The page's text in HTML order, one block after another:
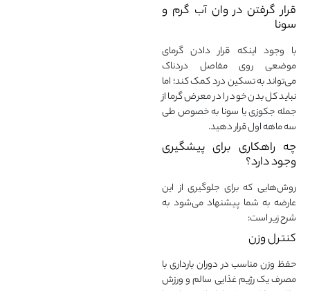
قرار گرفتن در وان آب گرم و
سونا
با وجود اینکه قرار دادن گرمای
موضعی روی مفاصل دردناک
می‌تواند به تسکین درد کمک کند؛ اما
نباید کل بدن خود را در معرض گرما از
جمله جکوزی یا سونا به خصوص طی
سه ماهه اول قرار دهید.
چه راهکاری برای پیشگیری
وجود دارد؟
روش‌هایی که برای جلوگیری از این
عارضه به شما پیشنهاد می‌شود به
شرح زیر است:
کنترل وزن
حفظ وزن مناسب در دوران بارداری با
مصرف یک رژیم غذایی سالم و ورزش